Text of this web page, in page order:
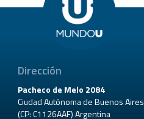
Dirección
Pacheco de Melo 2084
Ciudad Autónoma de Buenos Aires
(CP: C1126AAF) Argentina